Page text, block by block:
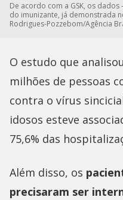
De acordo com a GSK, os
do imunizante, já demonstrada
Rodrigues-Pozzebom/Agência
O estudo que
milhões de pessoas
contra o vírus
idosos esteve
75,6% das
Além disso, os
precisaram ser